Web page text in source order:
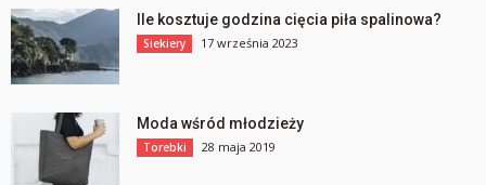
Ile kosztuje godzina cięcia piła spalinowa?
Siekiery 17 września 2023
Moda wśród młodzieży
Torebki 28 maja 2019